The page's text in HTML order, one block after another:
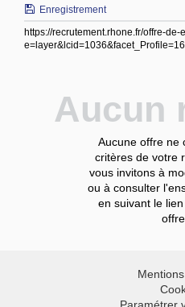
Enregistrement
https://recrutement.rhone.fr/offre-
Aucun
Aucune offre ne
critères de votre
vous invitons à
ou à consulter
en suivant le